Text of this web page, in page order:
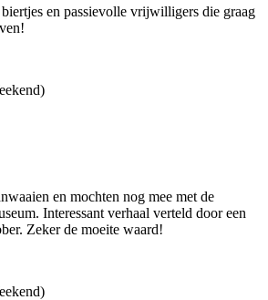
en passievolle vrijwilligers die graag
en mochten nog mee met de
Interessant verhaal verteld door een
Zeker de moeite waard!